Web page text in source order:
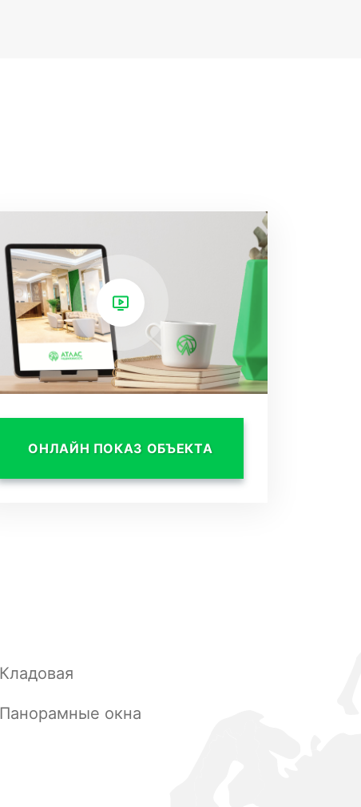
ОНЛАЙН ПОКАЗ ОБЪЕКТА
Кладовая
Панорамные окна